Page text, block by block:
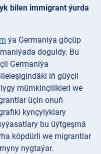
bilen immigrant ýurda
ýa Germaniýa göçüp
doguldy. Bu
Germaniýa
iň güýçli
mümkinçilikleri we
üçin onuň
kynçylyklary
bu üýtgeşmä
köpdürli we migrantlar
nygtaýar.